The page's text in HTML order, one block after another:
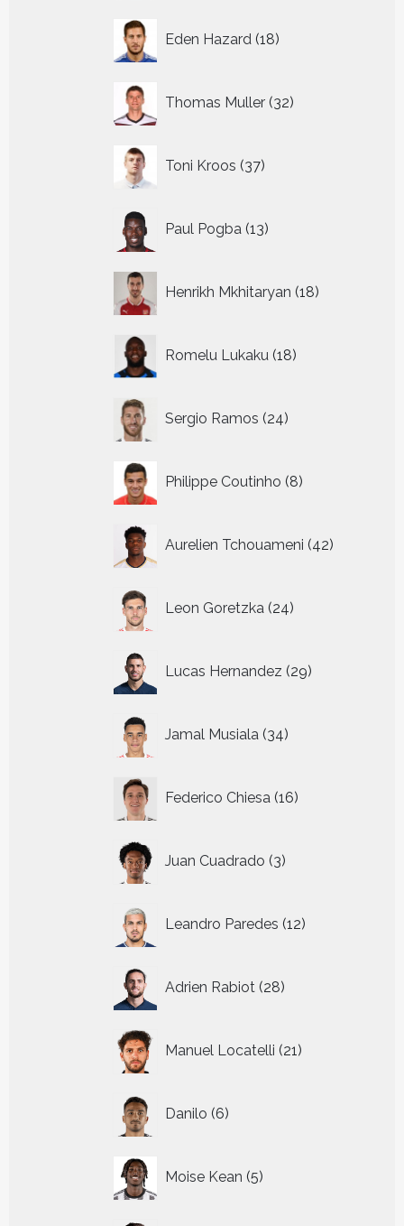
Eden Hazard 18
producten
Thomas Muller 32
producten
Toni Kroos 37
producten
Paul Pogba 13
producten
Henrikh Mkhitaryan 18
producten
Romelu Lukaku 18
producten
Sergio Ramos 24
producten
Philippe Coutinho 8
producten
Aurelien Tchouameni 42
producten
Leon Goretzka 24
producten
Lucas Hernandez 29
producten
Jamal Musiala 34
producten
Federico Chiesa 16
producten
Juan Cuadrado 3
producten
Leandro Paredes 12
producten
Adrien Rabiot 28
producten
Manuel Locatelli 21
producten
Danilo 6
producten
Moise Kean 5
producten